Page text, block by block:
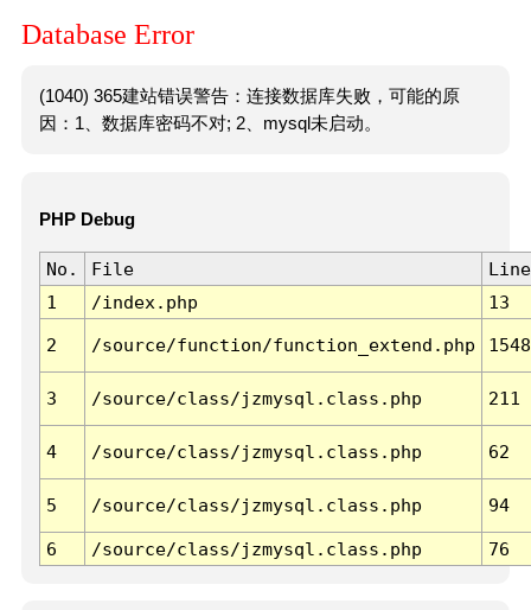
Database Error
(1040) 365建站错误警告：连接数据库失败，可能的原
因：1、数据库密码不对; 2、mysql未启动。
PHP Debug
No. File
Line
1
/index.php 13
2 /source/function/function_extend.php 1548
3 /source/class/jzmysql.class.php 211
4 /source/class/jzmysql.class.php 62
5 /source/class/jzmysql.class.php 94
6 /source/class/jzmysql.class.php 76